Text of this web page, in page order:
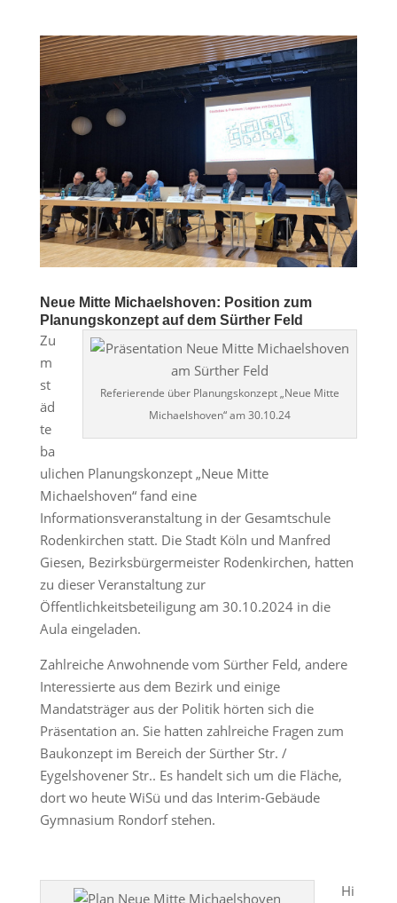
Neue Mitte Michaelshoven: Position zum
Planungskonzept auf dem Sürther Feld
Referierende über Planungskonzept „Neue Mitte
Michaelshoven“ am 30.10.24
Zu
m
st
äd
te
ba
ulichen Planungskonzept „Neue Mitte
Michaelshoven“ fand eine
Informationsveranstaltung in der Gesamtschule
Rodenkirchen statt. Die Stadt Köln und Manfred
Giesen, Bezirksbürgermeister Rodenkirchen, hatten
zu dieser Veranstaltung zur
Öffentlichkeitsbeteiligung am 30.10.2024 in die
Aula eingeladen.
Zahlreiche Anwohnende vom Sürther Feld, andere
Interessierte aus dem Bezirk und einige
Mandatsträger aus der Politik hörten sich die
Präsentation an. Sie hatten zahlreiche Fragen zum
Baukonzept im Bereich der Sürther Str. /
Eygelshovener Str.. Es handelt sich um die Fläche,
dort wo heute WiSü und das Interim-Gebäude
Gymnasium Rondorf stehen.
Hi